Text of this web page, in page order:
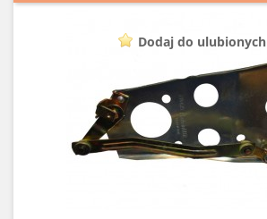
Dodaj do ulubionych